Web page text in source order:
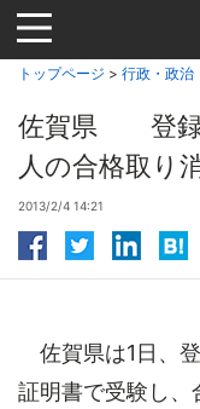
Jump
to
navigation
トップページ > 行政・政治
佐賀県 登録
人の合格取り
2013/2/4 14:21
佐賀県は1日、
証明書で受験し、